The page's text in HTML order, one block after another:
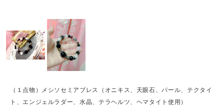
（１点物）メシソセミアブレス（オニキス、天眼石、パール、テクタイ
ト、エンジェルラダー、水晶、テラヘルツ、ヘマタイト使用）